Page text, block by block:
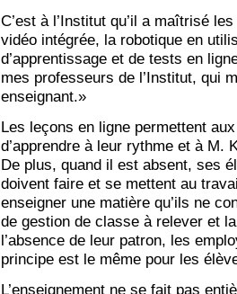
C’est à l’Institut qu’il a maîtrisé
vidéo intégrée, la robotique en
d’apprentissage et de tests en
mes professeurs de l’Institut, qui
enseignant.»
Les leçons en ligne permettent
d’apprendre à leur rythme et à M.
De plus, quand il est absent, ses
doivent faire et se mettent au
enseigner une matière qu’ils ne
de gestion de classe à relever et
l’absence de leur patron, les
principe est le même pour les
L’enseignement ne se fait pas